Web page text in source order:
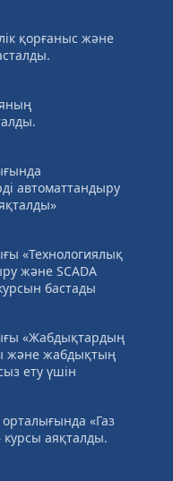
қорғаныс және
автоматтандыру
«Технологиялық
және SCADA
бастады
«Жабдықтардың
және жабдықтың
ету үшін
орталығында «Газ
аяқталды.